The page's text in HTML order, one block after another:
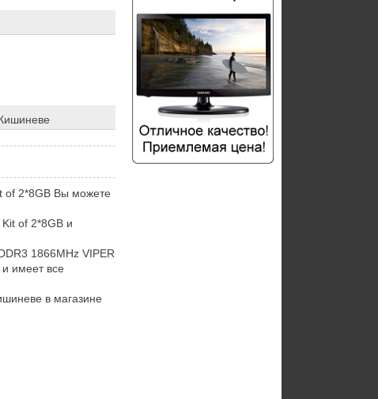
of 2*8GB Вы можете
of 2*8GB и
1866MHz VIPER
имеет все
в магазине